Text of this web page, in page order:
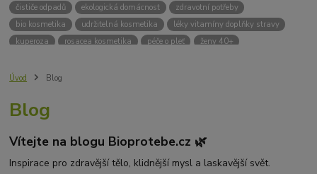
čističe odpadů
ekologická domácnost
zdravotní potřeby
bio kosmetika
udržitelná kosmetika
léky vitamíny doplňky stravy
kuperoza
rosacea kosmetika péče o pleť
ženy 40+
bez chemie
Přírodní čistící prostředky
Jak se zbavit lupů
Příčiny lupů Léčba lupů
Suchá pokožka hlavy a lupy
Přírodní prostředky na lupy
Úvod Blog
Blog
Vítejte na blogu Bioprotebe.cz 🌿
Inspirace pro zdravější tělo, klidnější mysl a laskavější svět.